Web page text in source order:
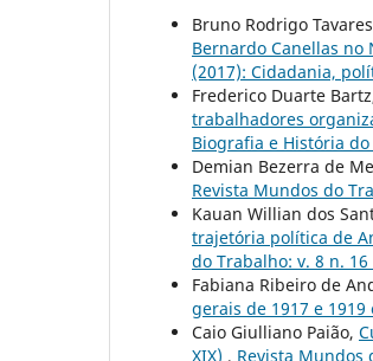
Bruno Rodrigo
Bernardo Canellas no
(2017): Cidadania,
Frederico Duarte
trabalhadores
Biografia e História
Demian Bezerra de
Revista Mundos do
Kauan Willian dos
trajetória política de
do Trabalho: v. 8 n.
Fabiana Ribeiro de
gerais de 1917 e 1919
Caio Giulliano Paião,
XIX) , Revista Mundos